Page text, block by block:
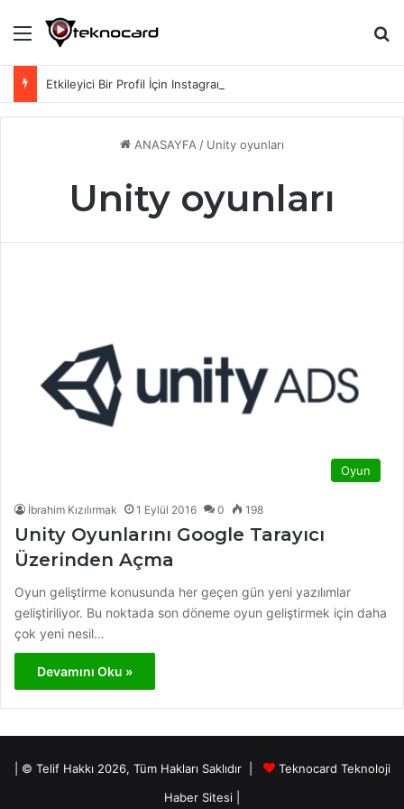
Menü
Etkileyici Bir Profil İçin Instagram Biyografi Sözleri
ANASAYFA / Unity oyunları
Unity oyunları
Oyun
İbrahim Kızılırmak 1 Eylül 2016 0 198
Unity Oyunlarını Google Tarayıcı
Üzerinden Açma
Oyun geliştirme konusunda her geçen gün yeni yazılımlar
geliştiriliyor. Bu noktada son döneme oyun geliştirmek için daha
çok yeni nesil…
Devamını Oku »
| © Telif Hakkı 2026, Tüm Hakları Saklıdır |
Teknocard Teknoloji
Haber Sitesi